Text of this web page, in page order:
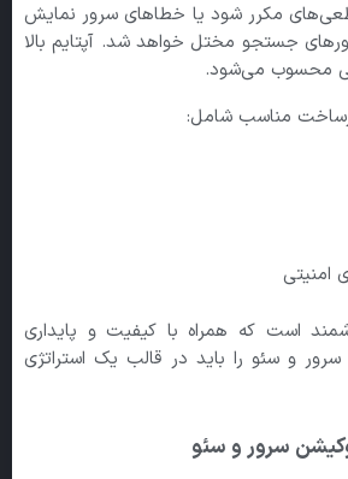
مکرر شود یا خطاهای سرور نمایش
جستجو مختل خواهد شد. آپتایم بالا
محسوب می‌شود.
مناسب شامل:
امنیتی
است که همراه با کیفیت و پایداری
سرور و سئو را باید در قالب یک استراتژی
سرور و سئو